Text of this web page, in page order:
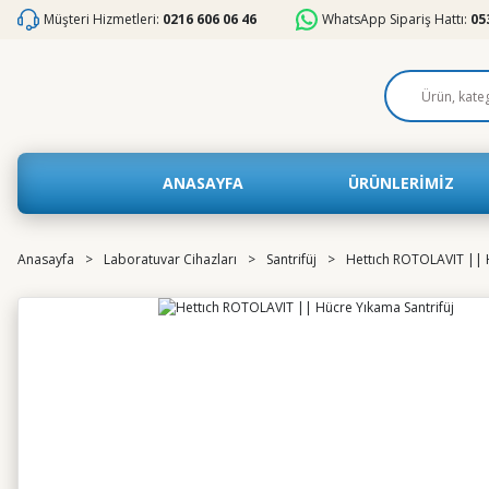
Müşteri Hizmetleri: 0216 606 06 46 WhatsApp Sipariş Hattı:
ANASAYFA ÜRÜNLERİMİZ
Anasayfa Laboratuvar Cihazları Santrifüj Hettıch ROTOLAVIT ||